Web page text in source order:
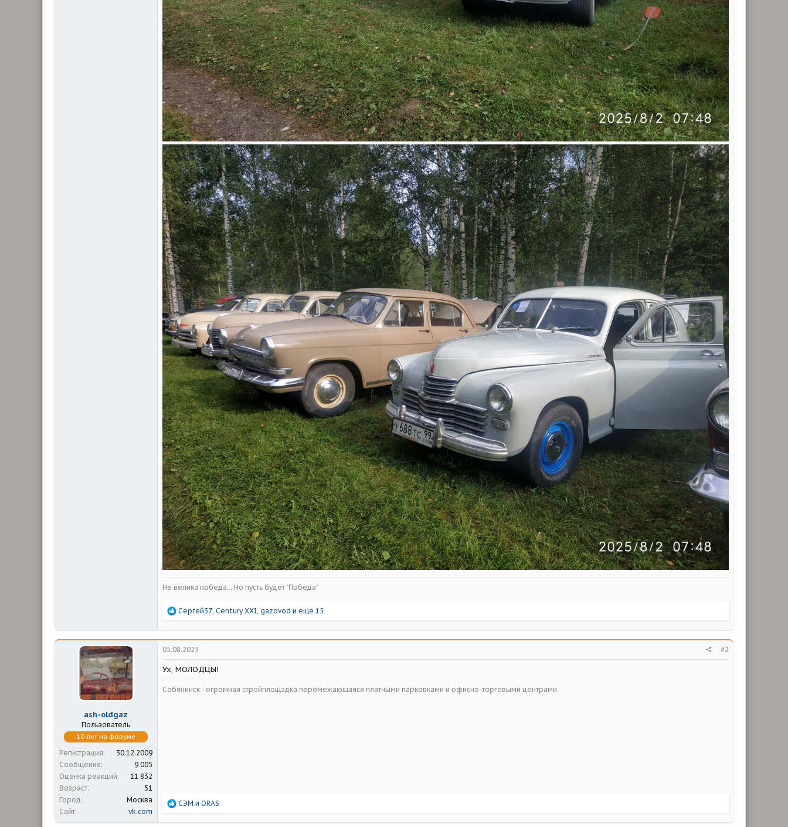
Не велика победа... Но пусть будет "Победа"
Р
а
к
ц
и
Сергей37 Century XXI gazovod и еще 15
ash-oldgaz
Пользователь
10 лет на форуме
Регистрация
30.12.2009
Сообщения
9 005
Оценка реакций
11 832
Возраст
51
Город
Москва
Сайт
vk.com
05.08.2025 #2
Ух, МОЛОДЦЫ!
Собянинск - огромная стройплощадка перемежающаяся платными парковками и офисно-торговыми центрами.
Р
а
СЭМ и ORAS